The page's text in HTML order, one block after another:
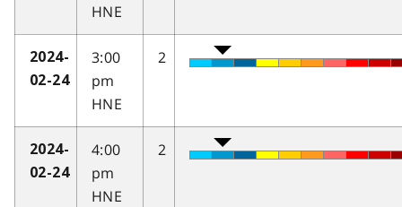
HNE
2024-
02-24
3:00
pm
HNE
2
2024-
02-24
4:00
pm
HNE
2